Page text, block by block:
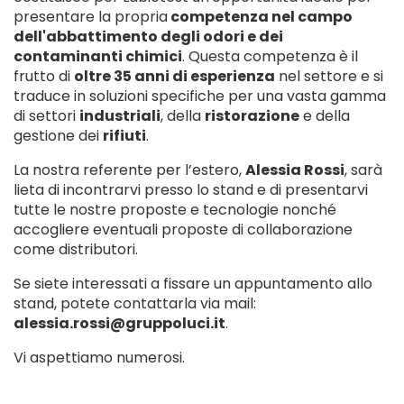
presentare la propriacompetenza nel campo
dell'abbattimento degli odori e dei
contaminanti chimici. Questa competenza è il
frutto di oltre 35 anni di esperienza nel settore e si
traduce in soluzioni specifiche per una vasta gamma
di settori industriali, della ristorazionee della
gestione dei rifiuti.
La nostra referente per l’estero,Alessia Rossi, sarà
lieta di incontrarvi presso lo stand e di presentarvi
tutte le nostre proposte e tecnologie nonché
accogliere eventuali proposte di collaborazione
come distributori.
Se siete interessati a fissare un appuntamento allo
stand, potete contattarla via mail:
alessia.rossi@gruppoluci.it.
Vi aspettiamo numerosi.